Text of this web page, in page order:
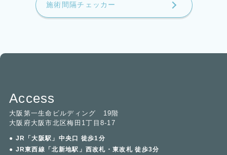
施術間隔チェッカー
Access
大阪第一生命ビルディング 19階
大阪府大阪市北区梅田1丁目8-17
● JR「大阪駅」中央口 徒歩1分
● JR東西線「北新地駅」西改札・東改札 徒歩3分